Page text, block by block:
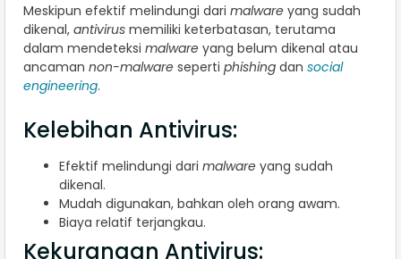
Meskipun efektif melindungi dari malware yang sudah
dikenal, antivirus memiliki keterbatasan, terutama
dalam mendeteksi malware yang belum dikenal atau
ancaman non-malware seperti phishing dan social
engineering.
Kelebihan Antivirus:
Efektif melindungi dari malware yang sudah
dikenal.
Mudah digunakan, bahkan oleh orang awam.
Biaya relatif terjangkau.
Kekurangan Antivirus: